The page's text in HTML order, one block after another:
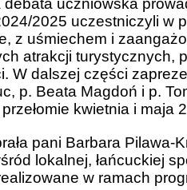
uczniowska
2025 uczestniczyli w
z uśmiechem i
atrakcji turystycznych,
W dalszej części
p. Beata Magdoń i p.
kwietnia i maja
pani Barbara Pilawa-
lokalnej, łańcuckiej
w ramach